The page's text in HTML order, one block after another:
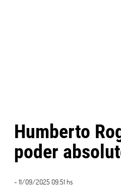
Humberto
poder
- 11/09/2025 09:51 hs